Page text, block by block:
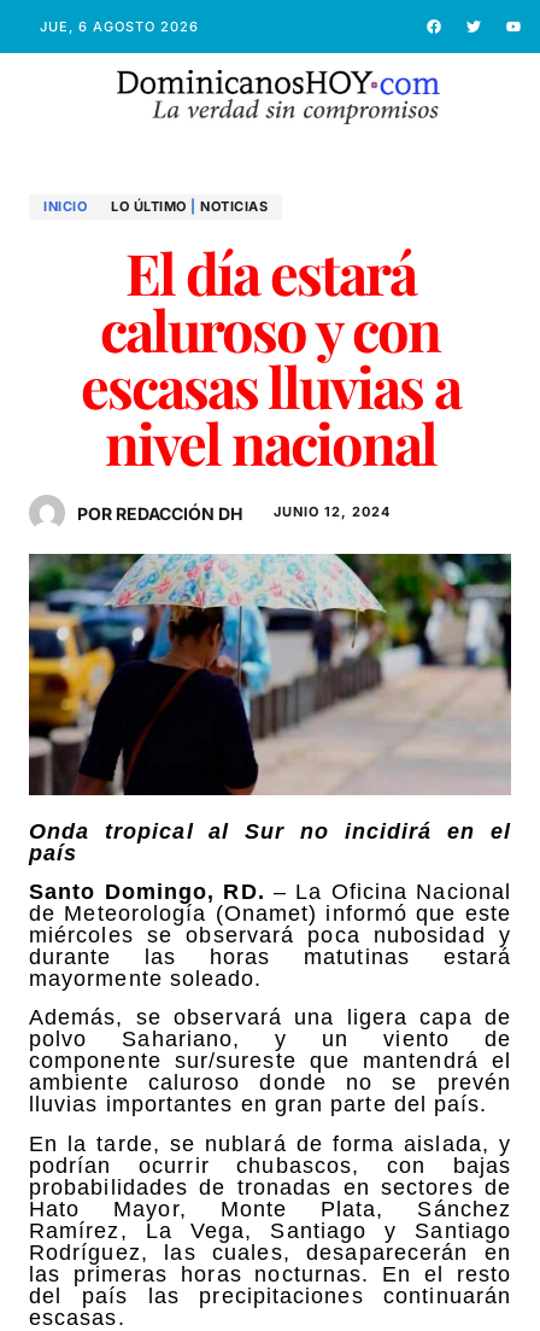
JUE, 6 AGOSTO 2026
INICIO LO ÚLTIMO NOTICIAS
El día estará
caluroso y con
escasas lluvias a
nivel nacional
POR REDACCIÓN DH JUNIO 12, 2024
Onda tropical al Sur no incidirá en el
país
Santo Domingo, RD. – La Oficina Nacional
de Meteorología (Onamet) informó que este
miércoles se observará poca nubosidad y
durante las horas matutinas estará
mayormente soleado.
Además, se observará una ligera capa de
polvo Sahariano, y un viento de
componente sur/sureste que mantendrá el
ambiente caluroso donde no se prevén
lluvias importantes en gran parte del país.
En la tarde, se nublará de forma aislada, y
podrían ocurrir chubascos, con bajas
probabilidades de tronadas en sectores de
Hato Mayor, Monte Plata, Sánchez
Ramírez, La Vega, Santiago y Santiago
Rodríguez, las cuales, desaparecerán en
las primeras horas nocturnas. En el resto
del país las precipitaciones continuarán
escasas.